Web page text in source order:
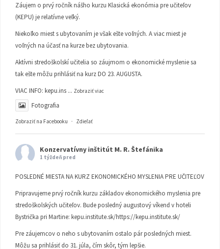
Záujem o prvý ročník nášho kurzu Klasická ekonómia pre učiteľov
(KEPU) je relatívne veľký.
Niekoľko miest s ubytovaním je však ešte voľných. A viac miest je
voľných na účasť na kurze bez ubytovania.
Aktívni stredoškolskí učitelia so záujmom o ekonomické myslenie sa
tak ešte môžu prihlásiť na kurz DO 23. AUGUSTA.
VIAC INFO: kepu.ins ... Zobraziť viac
Fotografia
Zobraziť na Facebooku · Zdieľať
Konzervatívny inštitút M. R. Štefánika
1 týždeň pred
POSLEDNÉ MIESTA NA KURZ EKONOMICKÉHO MYSLENIA PRE UČITEĽOV
Pripravujeme prvý ročník kurzu základov ekonomického myslenia pre
stredoškolských učiteľov. Bude posledný augustový víkend v hoteli
Bystrička pri Martine: kepu.institute.sk/https://kepu.institute.sk/
Pre záujemcov o neho s ubytovaním ostalo pár posledných miest.
Môžu sa prihlásiť do 31. júla, čím skôr, tým lepšie.